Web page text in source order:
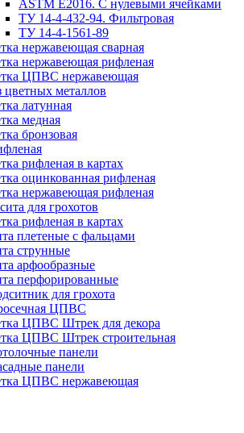
ASTM E2016. С нулевыми ячейками
ТУ 14-4-432-94. Фильтровая
ТУ 14-4-1561-89
нержавеющая сварная
нержавеющая рифленая
ЦПВС нержавеющая
цветных металлов
латунная
медная
бронзовая
рифленая в картах
оцинкованная рифленая
нержавеющая рифленая
для грохотов
рифленая в картах
плетеные с фальцами
струнные
арфообразные
перфорированные
для грохота
ЦПВС
ЦПВС Штрек для декора
ЦПВС Штрек строительная
панели
панели
ЦПВС нержавеющая